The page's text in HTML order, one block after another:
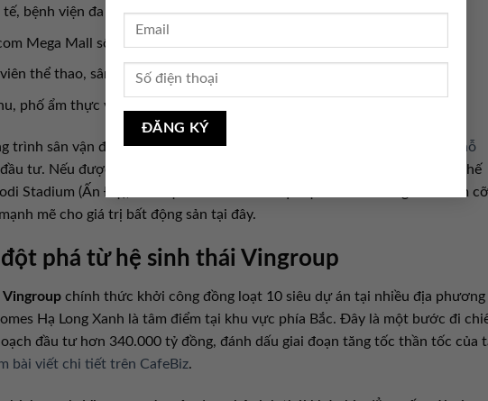
bệnh viện đa khoa Vinmec
Mega Mall sôi động
thể thao, sân golf 18 lỗ tiêu chuẩn quốc tế
phố ẩm thực và giải trí đêm sôi động
trình sân vận động Trống Đồng – dự kiến có sức chứa lên tới
135.000 chỗ
tư. Nếu được hiện thực hóa, đây sẽ trở thành sân vận động lớn nhất thế
Stadium (Ấn Độ), hứa hẹn thu hút nhiều sự kiện thể thao và giải trí tầm cỡ
mẽ cho giá trị bất động sản tại đây.
phá từ hệ sinh thái Vingroup
Vingroup chính thức khởi công đồng loạt 10 siêu dự án tại nhiều địa phương
Hạ Long Xanh là tâm điểm tại khu vực phía Bắc. Đây là một bước đi
đầu tư hơn 340.000 tỷ đồng, đánh dấu giai đoạn tăng tốc thần tốc của
bài viết chi tiết trên CafeBiz.